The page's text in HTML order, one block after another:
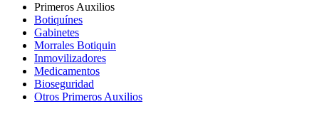
Primeros Auxilios
Botiquínes
Gabinetes
Morrales Botiquin
Inmovilizadores
Medicamentos
Bioseguridad
Otros Primeros Auxilios